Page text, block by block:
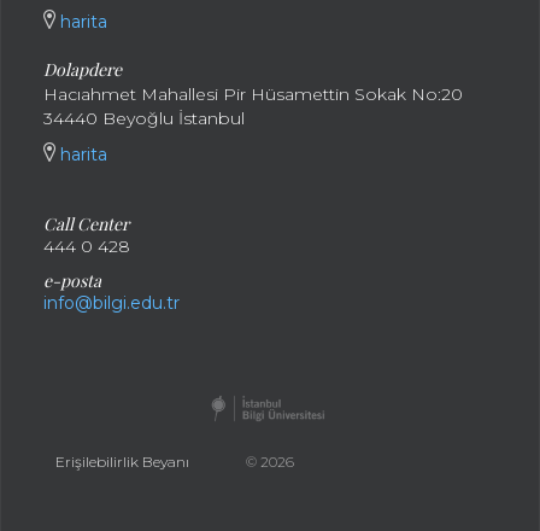
harita
Dolapdere
Hacıahmet Mahallesi Pir Hüsamettin Sokak No:20
34440 Beyoğlu İstanbul
harita
Call Center
444 0 428
e-posta
info@bilgi.edu.tr
Erişilebilirlik Beyanı © 2026